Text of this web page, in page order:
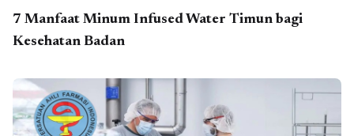
7 Manfaat Minum Infused Water Timun bagi
Kesehatan Badan